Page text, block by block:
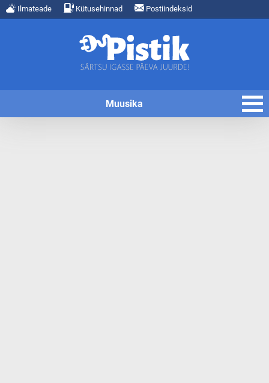
Ilmateade Kütusehinnad Postiindeksid
Muusika